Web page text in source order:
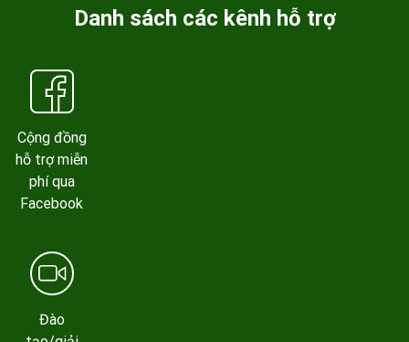
Danh sách các kênh hỗ trợ
Cộng đồng
hỗ trợ miễn
phí qua
Facebook
Đào